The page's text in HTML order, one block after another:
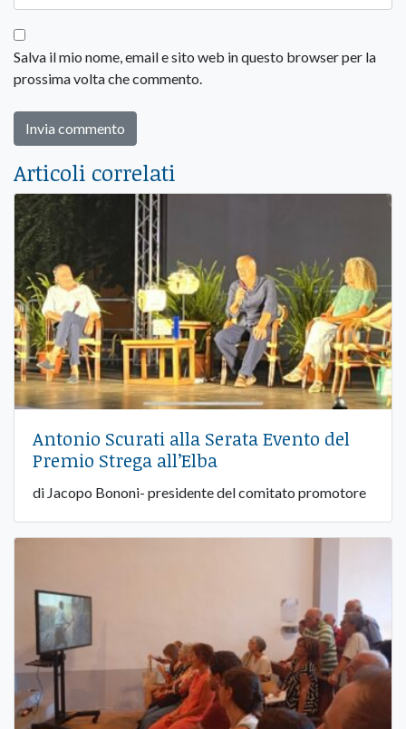
Salva il mio nome, email e sito web in questo browser per la
prossima volta che commento.
Articoli correlati
Antonio Scurati alla Serata Evento del
Premio Strega all’Elba
di Jacopo Bononi- presidente del comitato promotore